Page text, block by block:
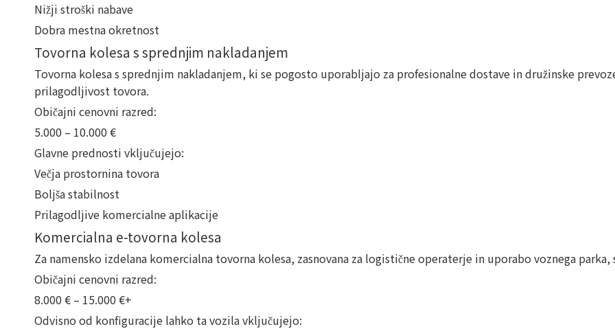
Nižji stroški nabave
Dobra mestna okretnost
Tovorna kolesa s sprednjim nakladanjem
Tovorna kolesa s sprednjim nakladanjem, ki se pogosto uporabljajo za profesionalne dostave in družinske
prilagodljivost tovora.
Običajni cenovni razred:
5.000 – 10.000 €
Glavne prednosti vključujejo:
Večja prostornina tovora
Boljša stabilnost
Prilagodljive komercialne aplikacije
Komercialna e-tovorna kolesa
Za namensko izdelana komercialna tovorna kolesa, zasnovana za logistične operaterje in uporabo voznega parka,
Običajni cenovni razred:
8.000 € – 15.000 €+
Odvisno od konfiguracije lahko ta vozila vključujejo: